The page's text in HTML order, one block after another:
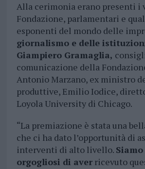
Alla cerimonia erano presenti i
Fondazione, parlamentari e
esponenti del mondo delle
giornalismo e delle
Giampiero Gramaglia,
comunicazione della
Antonio Marzano, ex ministro
produttive, Emilio Iodice,
Loyola University di Chicago.
“La premiazione è stata una
che ci ha dato l’opportunità di
interventi di alto livello.
orgogliosi di averricevuto